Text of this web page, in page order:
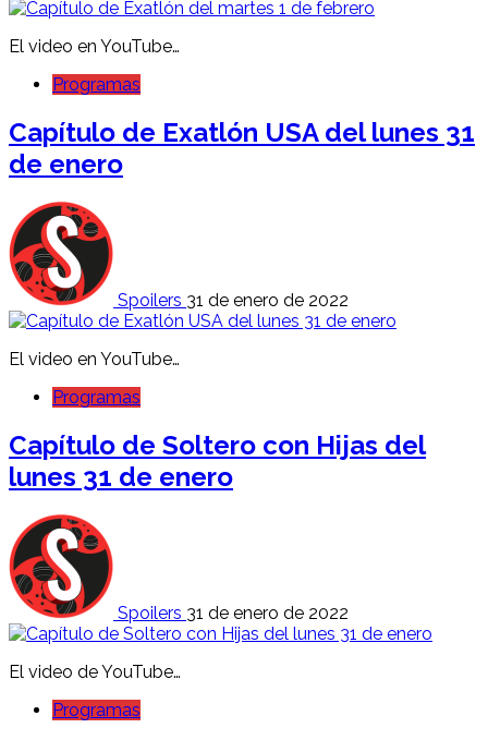
El video en YouTube…
Programas
Capítulo de Exatlón USA del lunes 31
de enero
Spoilers 31 de enero de 2022
El video en YouTube…
Programas
Capítulo de Soltero con Hijas del
lunes 31 de enero
Spoilers 31 de enero de 2022
El video de YouTube…
Programas